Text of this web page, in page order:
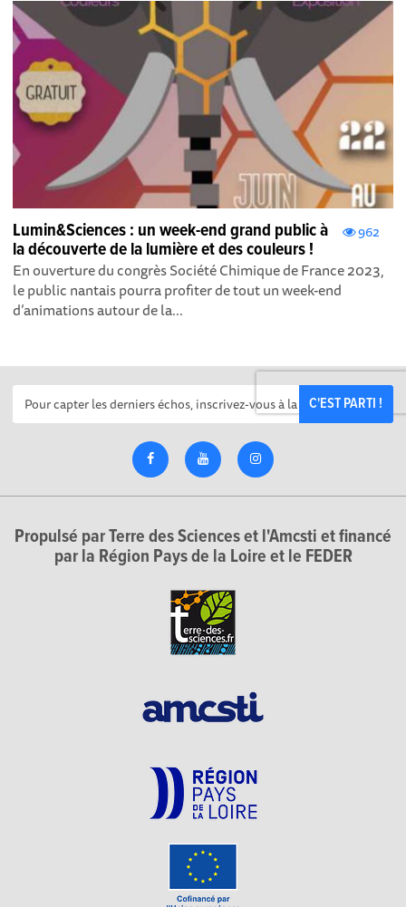
962
Lumin&Sciences : un week-end grand public à
la découverte de la lumière et des couleurs !
En ouverture du congrès Société Chimique de France 2023,
le public nantais pourra profiter de tout un week-end
d’animations autour de la...
C'EST PARTI !
Propulsé par Terre des Sciences et l'Amcsti et financé
par la Région Pays de la Loire et le FEDER